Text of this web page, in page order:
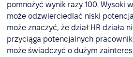
pomnożyć wynik razy 100. Wysoki
może odzwierciedlać niski
może znaczyć, że dział HR działa
przyciąga potencjalnych
może świadczyć o dużym